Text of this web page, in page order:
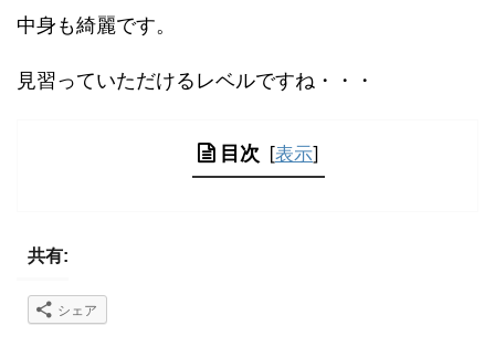
中身も綺麗です。
見習っていただけるレベルですね・・・
目次 [表示]
共有:
シェア